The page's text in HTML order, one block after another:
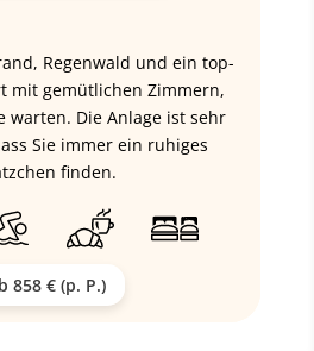
Regenwald und ein top-
mit gemütlichen Zimmern,
warten. Die Anlage ist sehr
Sie immer ein ruhiges
finden.
858 € (p. P.)